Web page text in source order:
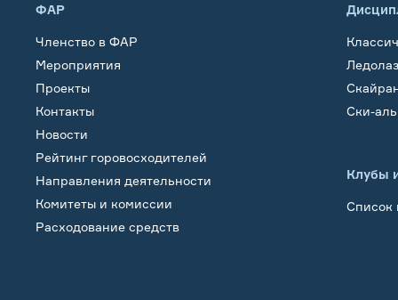
ФАР
Членство в ФАР
Мероприятия
Проекты
Контакты
Новости
Рейтинг горовосходителей
Направления деятельности
Комитеты и комиссии
Расходование средств
Ски-
Клубы
Список